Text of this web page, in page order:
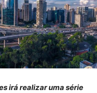
irá realizar uma série